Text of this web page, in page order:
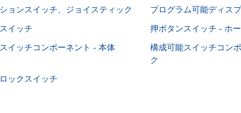
ョンスイッチ、ジョイスティック
プログラム可能ディス
イッチ
押ボタンスイッチ - ホ
イッチコンポーネント - 本体
構成可能スイッチコン
ク
ックスイッチ